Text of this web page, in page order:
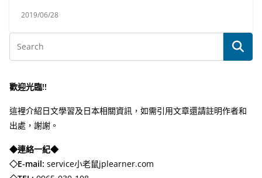
2019/06/28
歡迎光臨!!
這裡介紹日文學習及日本相關資訊，如需引用文章還請註明作者和
出處，謝謝。
◆連絡一紀◆
◇E-mail: service小老鼠jplearner.com